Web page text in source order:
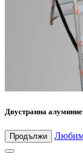
Двустранна
Продължи